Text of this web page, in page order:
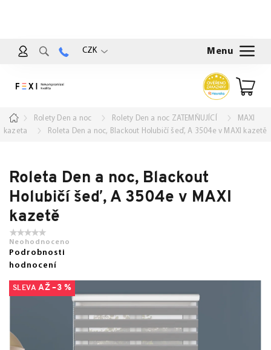
CZK
DomůRolety Den a noc Rolety Den a noc ZATEMŇUJÍCÍ
MAXI
kazeta
Roleta Den a noc, Blackout Holubičí šeď, A 3504e v MAXI kazetě
Roleta Den a noc, Blackout
Holubičí šeď, A 3504e v MAXI
kazetě
Neohodnoceno
Podrobnosti
hodnocení
AŽ –3 %